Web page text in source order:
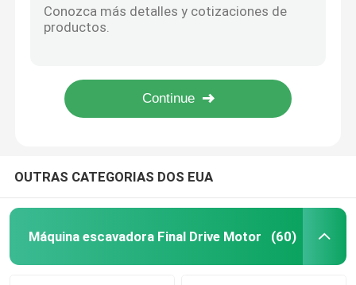
Máquina escavadora Swing Reducer
Máquina escavadora Electrical Parts
OUTRAS CATEGORIAS DOS EUA
Máquina escavadora Final Drive Motor (60)